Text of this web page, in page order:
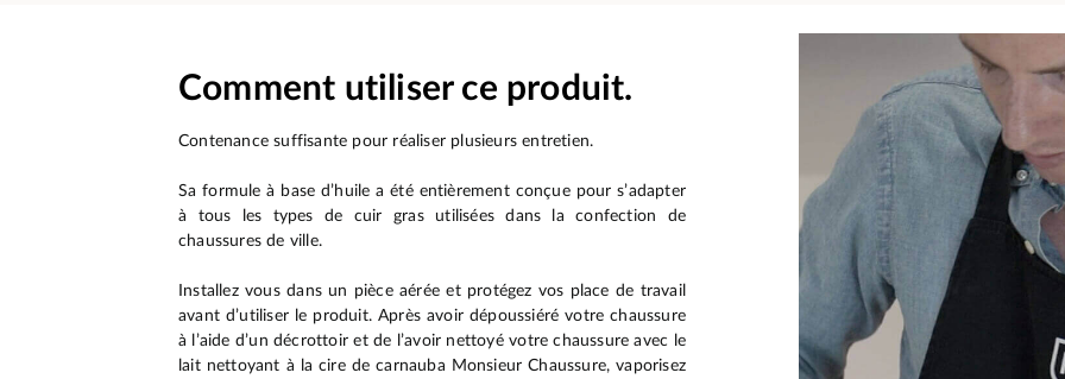
Comment utiliser ce produit.
Contenance suffisante pour réaliser plusieurs entretien.
Sa formule à base d’huile a été entièrement conçue pour s’adapter
à tous les types de cuir gras utilisées dans la confection de
chaussures de ville.
Installez vous dans un pièce aérée et protégez vos place de travail
avant d’utiliser le produit. Après avoir dépoussiéré votre chaussure
à l’aide d’un décrottoir et de l’avoir nettoyé votre chaussure avec le
lait nettoyant à la cire de carnauba Monsieur Chaussure, vaporisez